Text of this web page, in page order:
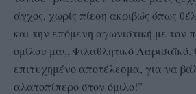
άγχος, χωρίς πίεση ακριβώς όπως
και την επόμενη αγωνιστική με τον
ομίλου μας, Φιλαθλητικό
επιτυχημένο αποτέλεσμα, για να
αλατοπίπερο στον όμιλο!”